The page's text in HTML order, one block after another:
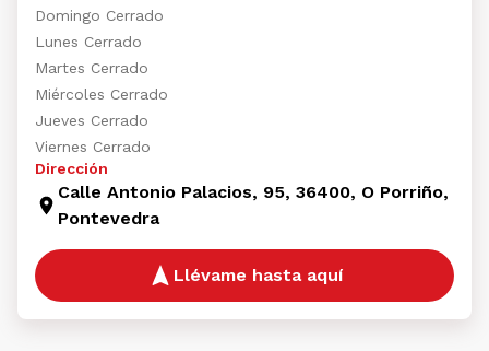
Domingo Cerrado
Lunes Cerrado
Martes Cerrado
Miércoles Cerrado
Jueves Cerrado
Viernes Cerrado
Dirección
Calle Antonio Palacios, 95, 36400, O Porriño,
Pontevedra
Llévame hasta aquí